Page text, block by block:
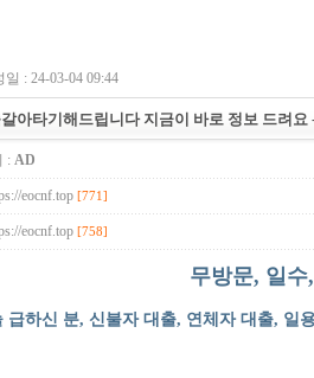
일 : 24-03-04 09:44
아타기해드립니다 지금이 바로 정보 드려요
: AD
eocnf.top [771]
eocnf.top [758]
무방문, 일
급하신 분, 신불자 대출, 연체자 대출, 일